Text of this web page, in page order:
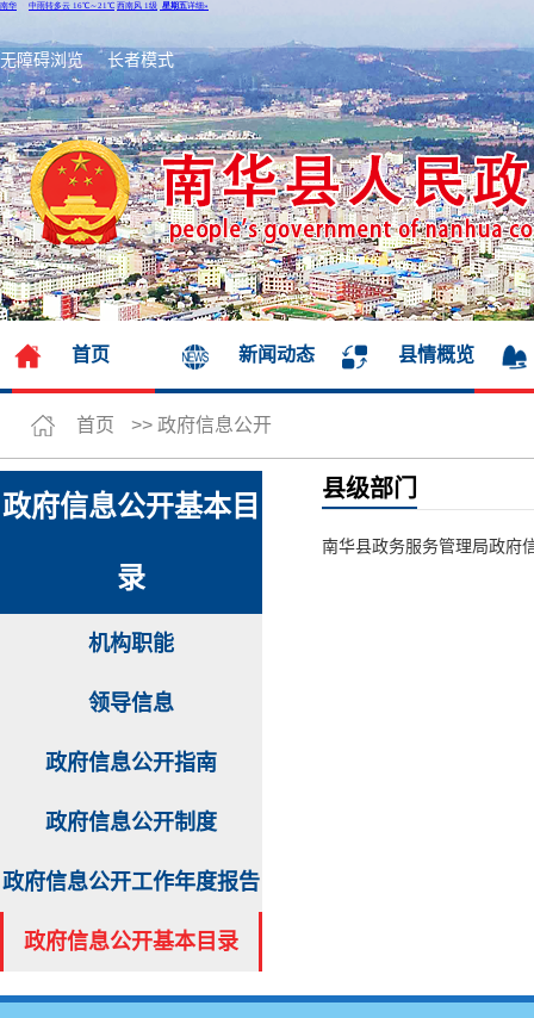
无障碍浏览 长者模式
首页 新闻动态 县情概览
首页 >> 政府信息公开
政府信息公开基本目
录
机构职能
领导信息
政府信息公开指南
政府信息公开制度
政府信息公开工作年度报告
政府信息公开基本目录
县级部门
南华县政务服务管理局政府